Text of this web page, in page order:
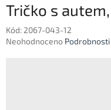
Tričko s
Kód: 2067-043-12
Průměrné
Neohodnoceno